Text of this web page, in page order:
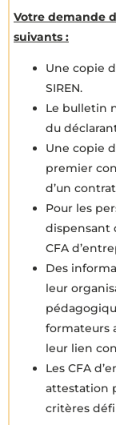
Votre demande
suivants :
Une copie
SIREN.
Le bulletin
du
Une copie
premier
d’un
Pour les
dispensant
CFA
Des
leur
formateurs
leur lien
Les CFA
attestation
critères